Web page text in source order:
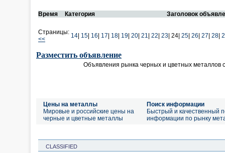
Время Категория Заголовок
Страницы:
<<
14 15 16 17 18 19 20 21 22 23 24| 25 26 27 28
Разместить объявление
Объявления рынка черных и цветных металлов
Цены на металлы
Мировые и российские цены на
черные и цветные металлы
Поиск информации
Быстрый и качественный
информации по рынку
CLASSIFIED